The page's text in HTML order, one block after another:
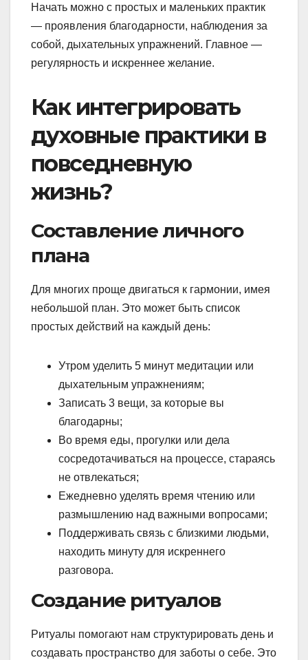
Начать можно с простых и маленьких практик
— проявления благодарности, наблюдения за
собой, дыхательных упражнений. Главное —
регулярность и искреннее желание.
Как интегрировать
духовные практики в
повседневную
жизнь?
Составление личного
плана
Для многих проще двигаться к гармонии, имея
небольшой план. Это может быть список
простых действий на каждый день:
Утром уделить 5 минут медитации или
дыхательным упражнениям;
Записать 3 вещи, за которые вы
благодарны;
Во время еды, прогулки или дела
сосредотачиваться на процессе, стараясь
не отвлекаться;
Ежедневно уделять время чтению или
размышлению над важными вопросами;
Поддерживать связь с близкими людьми,
находить минуту для искреннего
разговора.
Создание ритуалов
Ритуалы помогают нам структурировать день и
создавать пространство для заботы о себе. Это